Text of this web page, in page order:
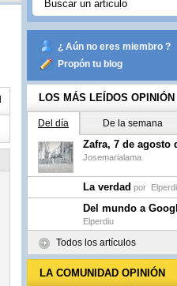
¿ Aún no eres miembro ?
Propón tu blog
LOS MÁS LEÍDOS OPINIÓN
Del día De la semana
Zafra, 7 de agosto
Josemarialama
La verdad por
Del mundo a
Elperdiu
Todos los artículos
LA COMUNIDAD OPINIÓN